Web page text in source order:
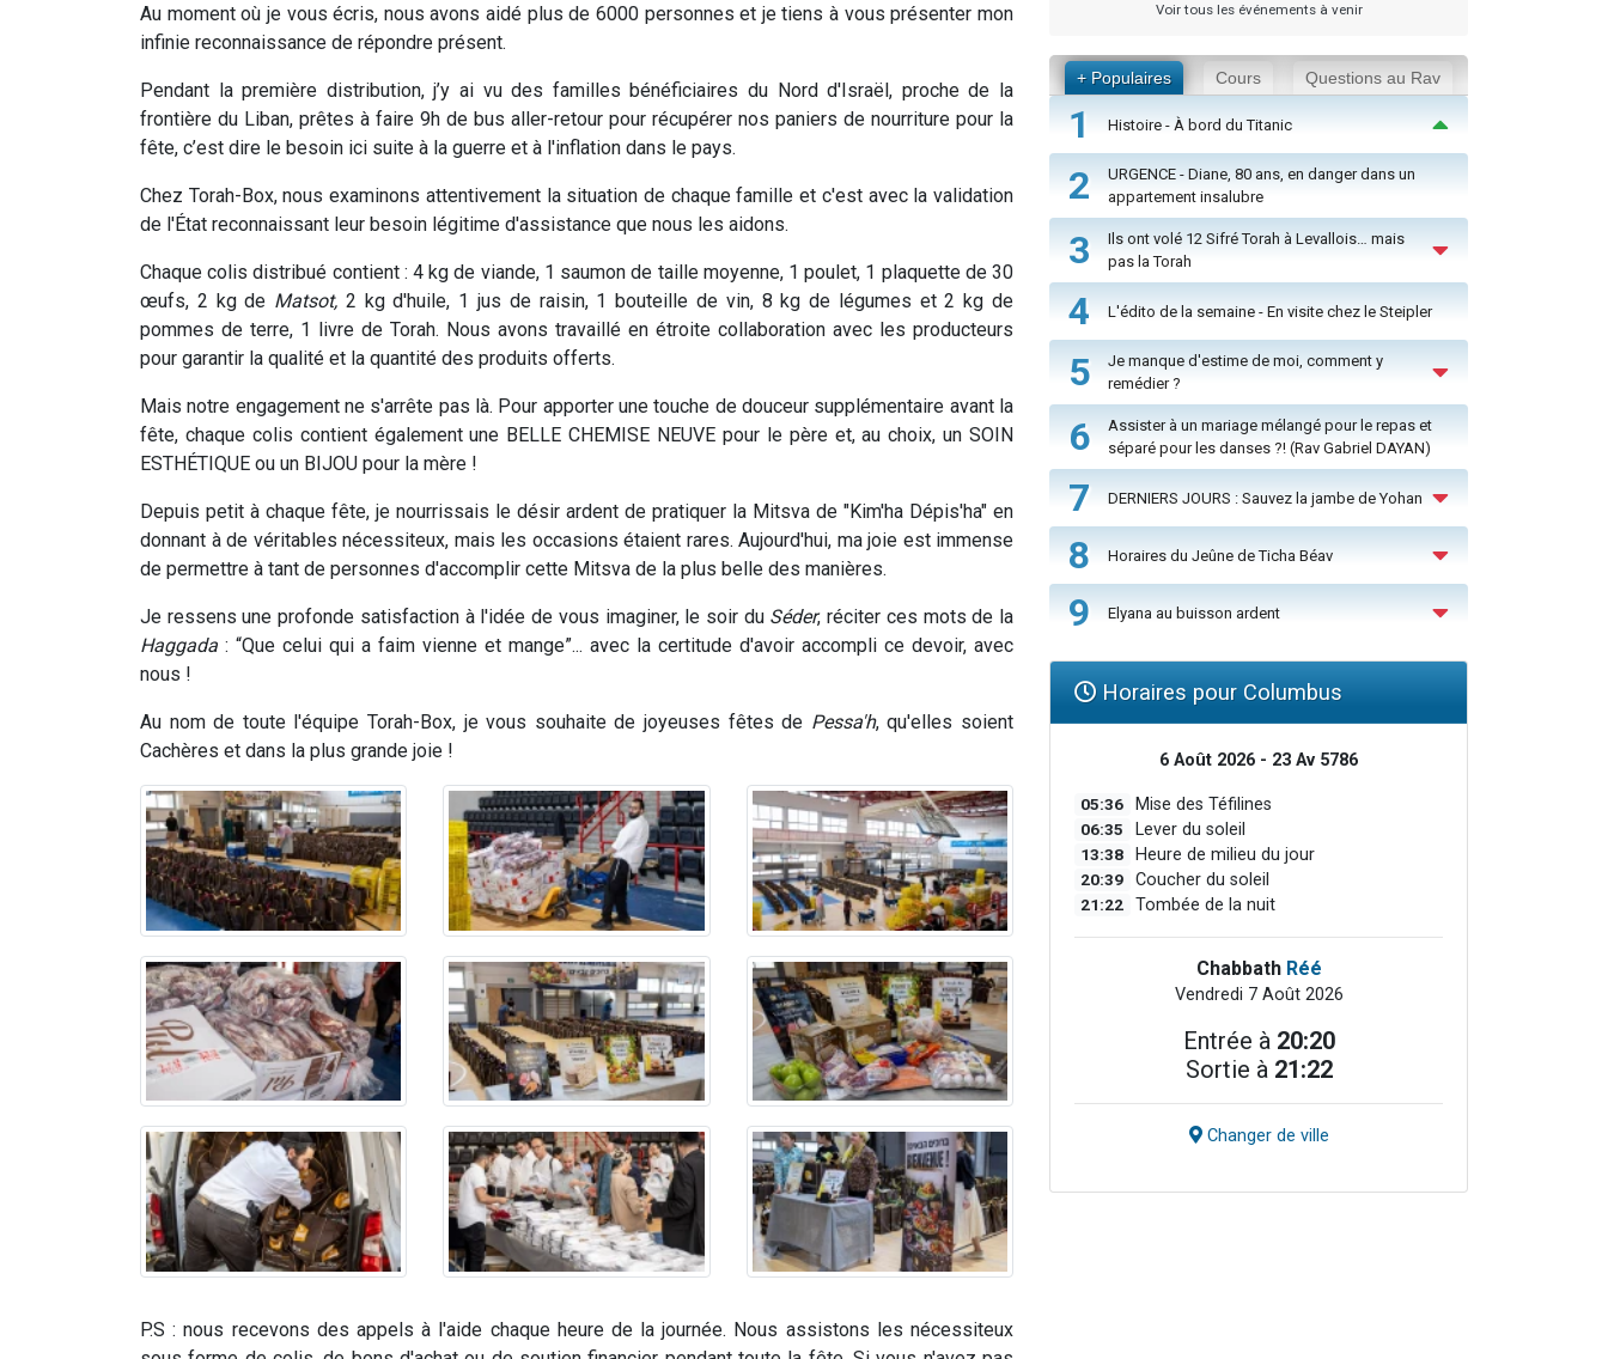
Au moment où je vous écris, nous avons aidé plus de 6000 personnes et je tiens à vous présenter mon
infinie reconnaissance de répondre présent.
Pendant la première distribution, j’y ai vu des familles bénéficiaires du Nord d'Israël, proche de la
frontière du Liban, prêtes à faire 9h de bus aller-retour pour récupérer nos paniers de nourriture pour la
fête, c’est dire le besoin ici suite à la guerre et à l'inflation dans le pays.
Chez Torah-Box, nous examinons attentivement la situation de chaque famille et c'est avec la validation
de l'État reconnaissant leur besoin légitime d'assistance que nous les aidons.
Chaque colis distribué contient : 4 kg de viande, 1 saumon de taille moyenne, 1 poulet, 1 plaquette de 30
œufs, 2 kg de Matsot, 2 kg d'huile, 1 jus de raisin, 1 bouteille de vin, 8 kg de légumes et 2 kg de
pommes de terre, 1 livre de Torah. Nous avons travaillé en étroite collaboration avec les producteurs
pour garantir la qualité et la quantité des produits offerts.
Mais notre engagement ne s'arrête pas là. Pour apporter une touche de douceur supplémentaire avant la
fête, chaque colis contient également une BELLE CHEMISE NEUVE pour le père et, au choix, un SOIN
ESTHÉTIQUE ou un BIJOU pour la mère !
Depuis petit à chaque fête, je nourrissais le désir ardent de pratiquer la Mitsva de "Kim'ha Dépis'ha" en
donnant à de véritables nécessiteux, mais les occasions étaient rares. Aujourd'hui, ma joie est immense
de permettre à tant de personnes d'accomplir cette Mitsva de la plus belle des manières.
Je ressens une profonde satisfaction à l'idée de vous imaginer, le soir du Séder, réciter ces mots de la
Haggada : “Que celui qui a faim vienne et mange”... avec la certitude d'avoir accompli ce devoir, avec
nous !
Au nom de toute l'équipe Torah-Box, je vous souhaite de joyeuses fêtes de Pessa'h, qu'elles soient
Cachères et dans la plus grande joie !
P.S : nous recevons des appels à l'aide chaque heure de la journée. Nous assistons les nécessiteux
Voir tous les événements à venir
+ Populaires Cours Questions au Rav
1 Histoire - À bord du Titanic
2
URGENCE - Diane, 80 ans, en danger dans un
appartement insalubre
3
Ils ont volé 12 Sifré Torah à Levallois… mais
pas la Torah
4 L'édito de la semaine - En visite chez le Steipler
5
Je manque d'estime de moi, comment y
remédier ?
6
Assister à un mariage mélangé pour le repas et
séparé pour les danses ?! (Rav Gabriel DAYAN)
7 DERNIERS JOURS : Sauvez la jambe de Yohan
8 Horaires du Jeûne de Ticha Béav
9 Elyana au buisson ardent
Horaires pour Columbus
6 Août 2026 - 23 Av 5786
05:36 Mise des Téfilines
06:35 Lever du soleil
13:38 Heure de milieu du jour
20:39 Coucher du soleil
21:22 Tombée de la nuit
Chabbath Réé
Vendredi 7 Août 2026
Entrée à 20:20
Sortie à 21:22
Changer de ville